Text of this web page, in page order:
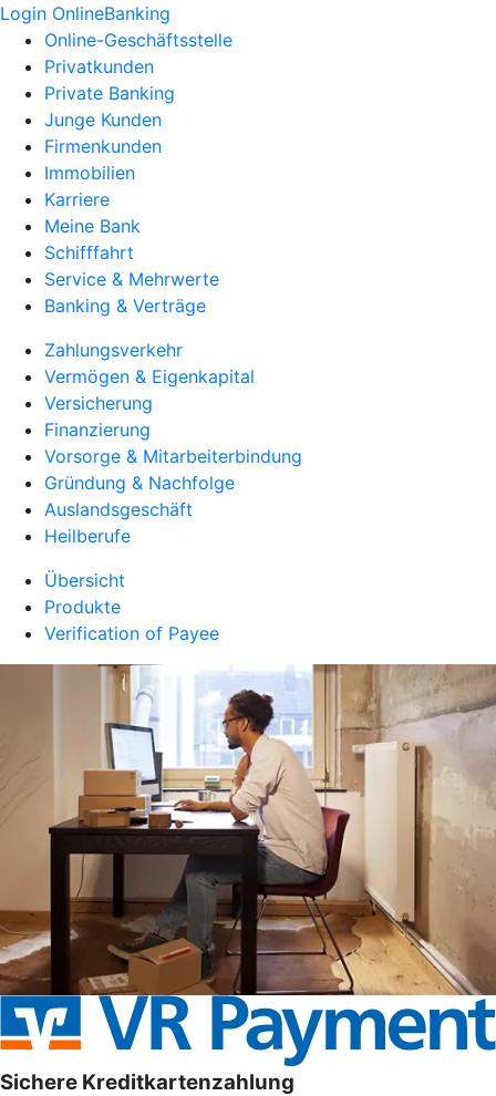
Login OnlineBanking
Online-Geschäftsstelle
Privatkunden
Private Banking
Junge Kunden
Firmenkunden
Immobilien
Karriere
Meine Bank
Schifffahrt
Service & Mehrwerte
Banking & Verträge
Zahlungsverkehr
Vermögen & Eigenkapital
Versicherung
Finanzierung
Vorsorge & Mitarbeiterbindung
Gründung & Nachfolge
Auslandsgeschäft
Heilberufe
Übersicht
Produkte
Verification of Payee
Sichere Kreditkartenzahlung